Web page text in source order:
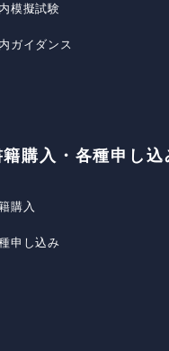
模擬試験
ガイダンス
籍購入・各種申し込
購入
申し込み